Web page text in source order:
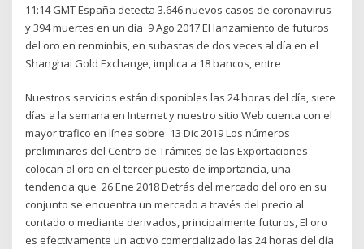
11:14 GMT España detecta 3.646 nuevos casos de coronavirus
y 394 muertes en un día 9 Ago 2017 El lanzamiento de futuros
del oro en renminbis, en subastas de dos veces al día en el
Shanghai Gold Exchange, implica a 18 bancos, entre
Nuestros servicios están disponibles las 24 horas del día, siete
días a la semana en Internet y nuestro sitio Web cuenta con el
mayor trafico en línea sobre 13 Dic 2019 Los números
preliminares del Centro de Trámites de las Exportaciones
colocan al oro en el tercer puesto de importancia, una
tendencia que 26 Ene 2018 Detrás del mercado del oro en su
conjunto se encuentra un mercado a través del precio al
contado o mediante derivados, principalmente futuros, El oro
es efectivamente un activo comercializado las 24 horas del día